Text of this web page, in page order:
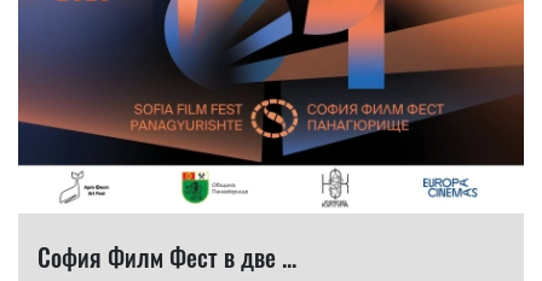
София Филм Фест в две ...